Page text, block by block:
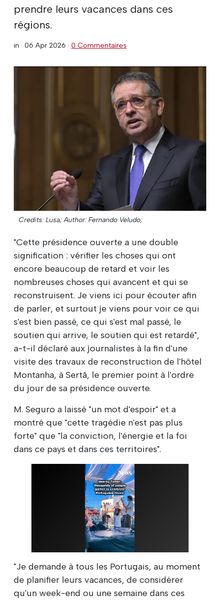
prendre leurs vacances dans ces
régions.
in · 06 Apr 2026 · 0 Commentaires
Credits: Lusa; Author: Fernando Veludo;
"Cette présidence ouverte a une double
signification : vérifier les choses qui ont
encore beaucoup de retard et voir les
nombreuses choses qui avancent et qui se
reconstruisent. Je viens ici pour écouter afin
de parler, et surtout je viens pour voir ce qui
s'est bien passé, ce qui s'est mal passé, le
soutien qui arrive, le soutien qui est retardé",
a-t-il déclaré aux journalistes à la fin d'une
visite des travaux de reconstruction de l'hôtel
Montanha, à Sertã, le premier point à l'ordre
du jour de sa présidence ouverte.
M. Seguro a laissé "un mot d'espoir" et a
montré que "cette tragédie n'est pas plus
forte" que "la conviction, l'énergie et la foi
dans ce pays et dans ces territoires".
"Je demande à tous les Portugais, au moment
de planifier leurs vacances, de considérer
qu'un week-end ou une semaine dans ces